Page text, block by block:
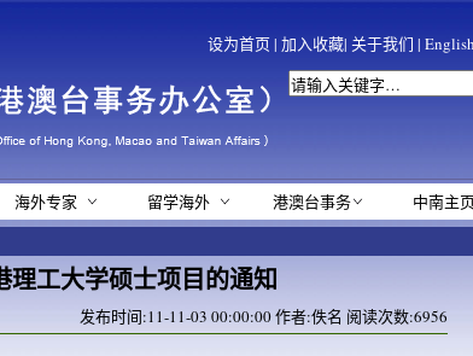
设为首页| 加入收藏| 关于我们 |
海外专家 留学海外 港澳台事务
中南主
理工大学硕士项目的通知
发布时间:11-11-03 00:00:00 作者:佚名 阅读次数:6956